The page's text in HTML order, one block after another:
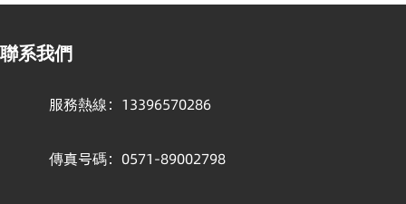
聯系我們
服務熱線： 13396570286
傳真号碼：0571-89002798